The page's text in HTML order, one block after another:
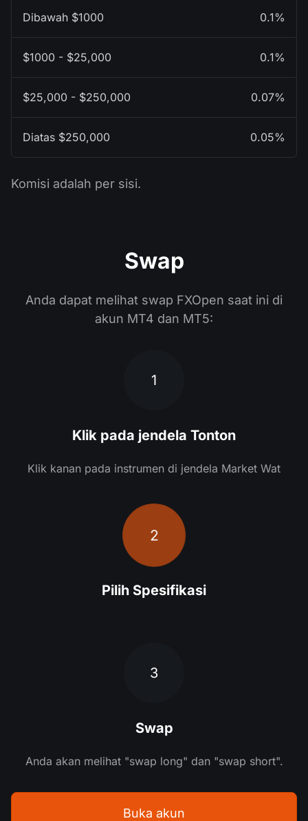
0.1%
0.1%
0.07%
0.05%
Komisi adalah per sisi.
Swap
Anda dapat melihat swap FXOpen saat ini di
akun MT4 dan MT5:
1
Klik pada jendela Tonton
Klik kanan pada instrumen di jendela Market Wat
2
Pilih Spesifikasi
3
Swap
Anda akan melihat "swap long" dan "swap short".
Buka akun